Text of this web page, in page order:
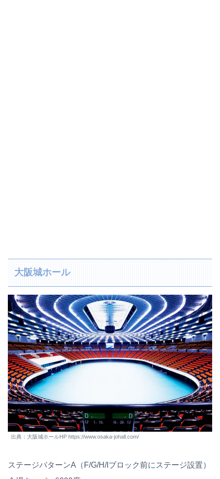
大阪城ホール
出典：大阪城ホールHP https://www.osaka-johall.com/
ステージパターンA（F/G/H/Iブロック前にステージ設置）